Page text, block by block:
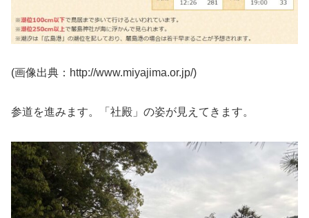
(画像出典：http://www.miyajima.or.jp/)
参道を進みます。「社殿」の姿が見えてきます。